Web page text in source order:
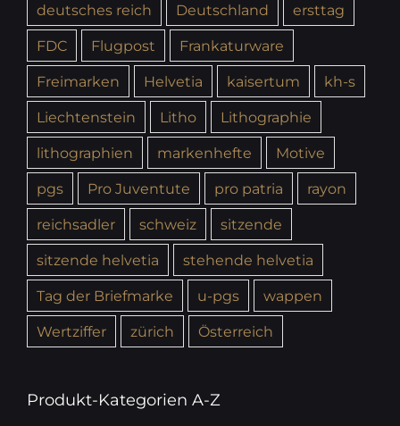
deutsches reich
Deutschland
ersttag
FDC
Flugpost
Frankaturware
Freimarken
Helvetia kaisertum
kh-s
Liechtenstein
Litho
Lithographie
lithographien
markenhefte
Motive
pgs
Pro Juventute pro patria
rayon
reichsadler
schweiz
sitzende
sitzende helvetia
stehende helvetia
Tag der Briefmarke
u-pgs
wappen
Wertziffer
zürich Österreich
Produkt-Kategorien A-Z